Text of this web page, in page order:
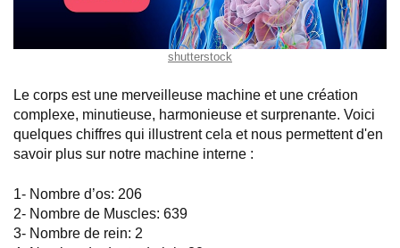
shutterstock
Le corps est une merveilleuse machine et une création
complexe, minutieuse, harmonieuse et surprenante. Voici
quelques chiffres qui illustrent cela et nous permettent d'en
savoir plus sur notre machine interne :
1- Nombre d’os: 206
2- Nombre de Muscles: 639
3- Nombre de rein: 2